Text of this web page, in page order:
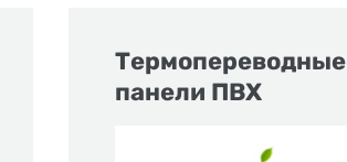
Термопереводные
панели ПВХ